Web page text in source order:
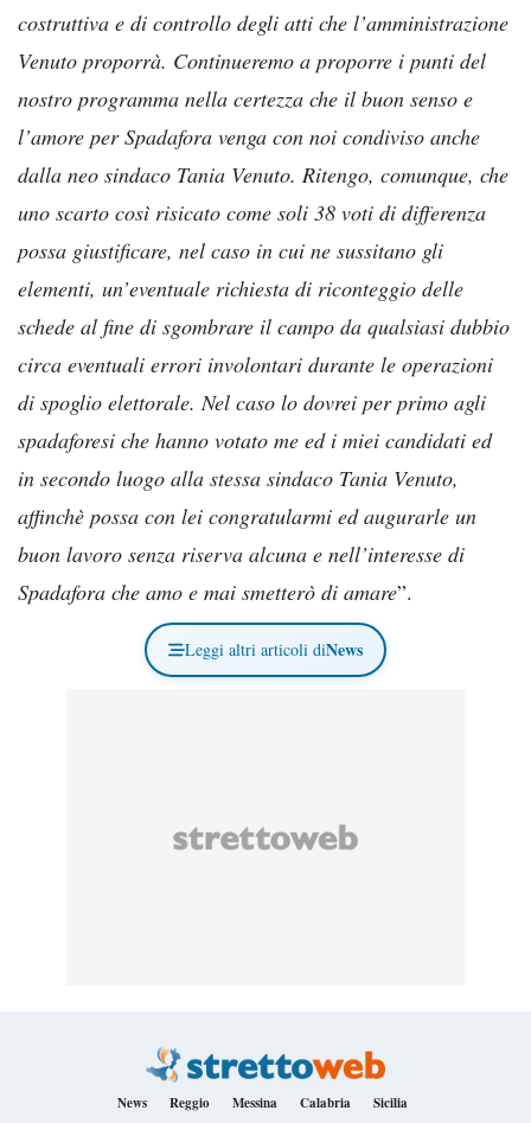
costruttiva e di controllo degli atti che l’amministrazione
Venuto proporrà. Continueremo a proporre i punti del
nostro programma nella certezza che il buon senso e
l’amore per Spadafora venga con noi condiviso anche
dalla neo sindaco Tania Venuto. Ritengo, comunque, che
uno scarto così risicato come soli 38 voti di differenza
possa giustificare, nel caso in cui ne sussitano gli
elementi, un’eventuale richiesta di riconteggio delle
schede al fine di sgombrare il campo da qualsiasi dubbio
circa eventuali errori involontari durante le operazioni
di spoglio elettorale. Nel caso lo dovrei per primo agli
spadaforesi che hanno votato me ed i miei candidati ed
in secondo luogo alla stessa sindaco Tania Venuto,
affinchè possa con lei congratularmi ed augurarle un
buon lavoro senza riserva alcuna e nell’interesse di
Spadafora che amo e mai smetterò di amare”.
Leggi altri articoli diNews
News Reggio Messina Calabria Sicilia